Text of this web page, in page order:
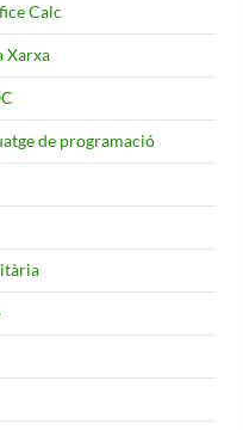
Calc
Xarxa
de programació